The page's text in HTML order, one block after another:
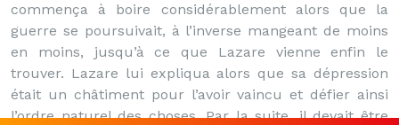
commença à boire considérablement alors que la
guerre se poursuivait, à l’inverse mangeant de moins
en moins, jusqu’à ce que Lazare vienne enfin le
trouver. Lazare lui expliqua alors que sa dépression
était un châtiment pour l’avoir vaincu et défier ainsi
l’ordre naturel des choses. Par la suite, il devait être